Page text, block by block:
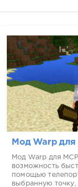
Мод Warp для
Мод Warp для
возможность
помощью
выбранную точку,